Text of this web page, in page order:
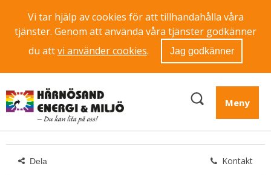
Vi tar hjälp av cookies för att tillhandahålla våra
tjänster. Genom att använda våra tjänster godkänner
du attvi använder cookies. Jag godkänner
Meny
Dela Kontakt